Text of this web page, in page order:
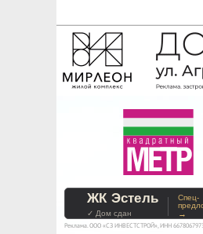
На Метре
Помогайте
ЖК Эстель
✓ Дом сдан
Спец-
→
Реклама. ООО «СЗ ИНВЕСТСТРОЙ», ИНН